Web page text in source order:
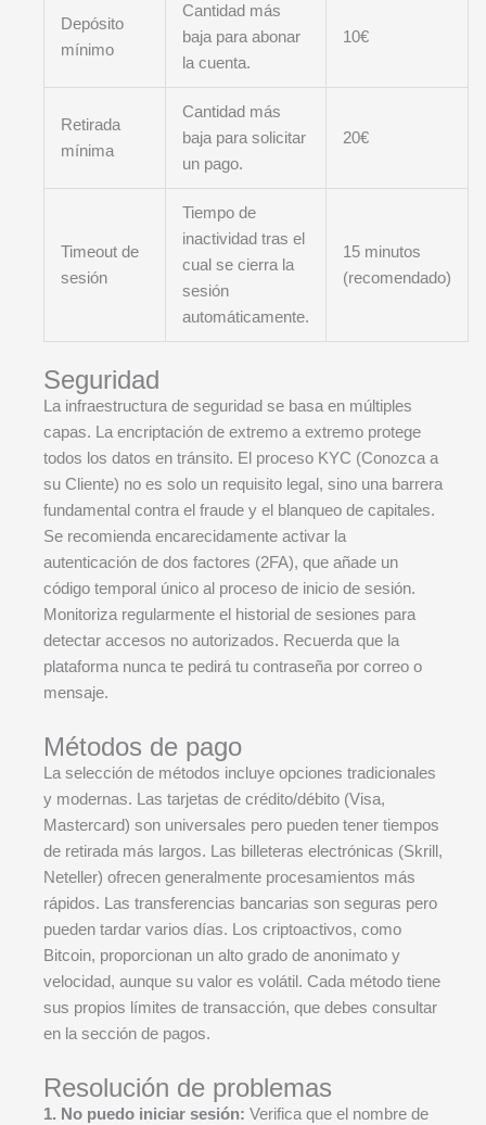
Depósito
mínimo
Cantidad más
baja para abonar
la cuenta.
10€
Retirada
mínima
Cantidad más
baja para solicitar
un pago.
20€
Timeout de
sesión
Tiempo de
inactividad tras el
cual se cierra la
sesión
automáticamente.
15 minutos
(recomendado)
Seguridad
La infraestructura de seguridad se basa en múltiples
capas. La encriptación de extremo a extremo protege
todos los datos en tránsito. El proceso KYC (Conozca a
su Cliente) no es solo un requisito legal, sino una barrera
fundamental contra el fraude y el blanqueo de capitales.
Se recomienda encarecidamente activar la
autenticación de dos factores (2FA), que añade un
código temporal único al proceso de inicio de sesión.
Monitoriza regularmente el historial de sesiones para
detectar accesos no autorizados. Recuerda que la
plataforma nunca te pedirá tu contraseña por correo o
mensaje.
Métodos de pago
La selección de métodos incluye opciones tradicionales
y modernas. Las tarjetas de crédito/débito (Visa,
Mastercard) son universales pero pueden tener tiempos
de retirada más largos. Las billeteras electrónicas (Skrill,
Neteller) ofrecen generalmente procesamientos más
rápidos. Las transferencias bancarias son seguras pero
pueden tardar varios días. Los criptoactivos, como
Bitcoin, proporcionan un alto grado de anonimato y
velocidad, aunque su valor es volátil. Cada método tiene
sus propios límites de transacción, que debes consultar
en la sección de pagos.
Resolución de problemas
1. No puedo iniciar sesión: Verifica que el nombre de